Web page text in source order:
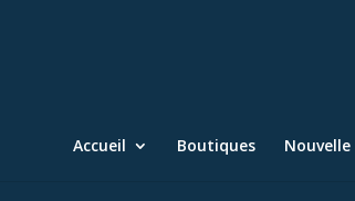
Accueil Boutiques